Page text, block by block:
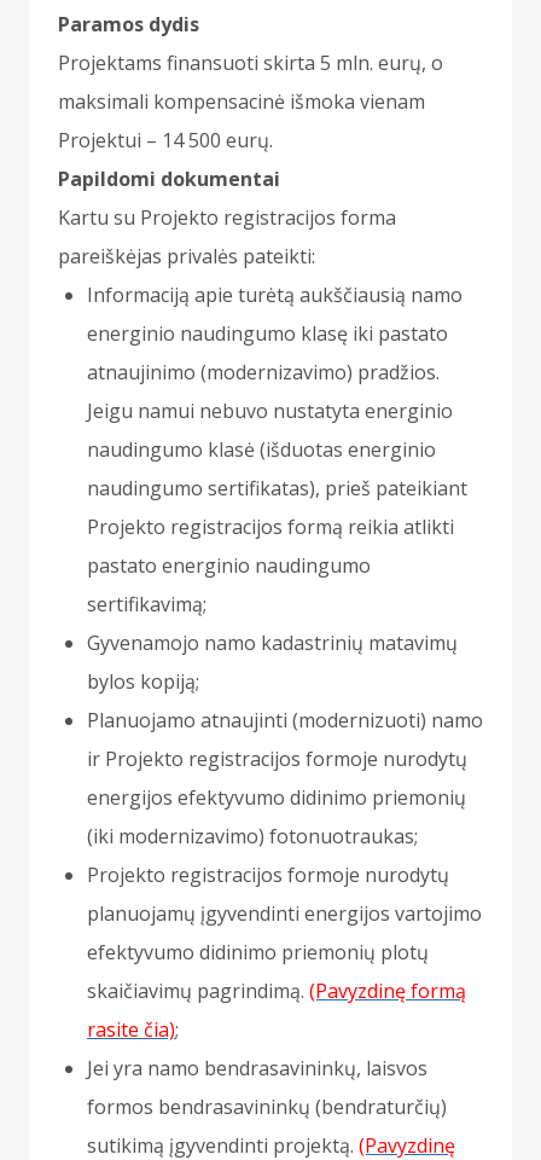
Paramos dydis
Projektams finansuoti skirta 5 mln. eurų, o
maksimali kompensacinė išmoka vienam
Projektui – 14 500 eurų.
Papildomi dokumentai
Kartu su Projekto registracijos forma
pareiškėjas privalės pateikti:
Informaciją apie turėtą aukščiausią namo
energinio naudingumo klasę iki pastato
atnaujinimo (modernizavimo) pradžios.
Jeigu namui nebuvo nustatyta energinio
naudingumo klasė (išduotas energinio
naudingumo sertifikatas), prieš pateikiant
Projekto registracijos formą reikia atlikti
pastato energinio naudingumo
sertifikavimą;
Gyvenamojo namo kadastrinių matavimų
bylos kopiją;
Planuojamo atnaujinti (modernizuoti) namo
ir Projekto registracijos formoje nurodytų
energijos efektyvumo didinimo priemonių
(iki modernizavimo) fotonuotraukas;
Projekto registracijos formoje nurodytų
planuojamų įgyvendinti energijos vartojimo
efektyvumo didinimo priemonių plotų
skaičiavimų pagrindimą. (Pavyzdinę formą
rasite čia);
Jei yra namo bendrasavininkų, laisvos
formos bendrasavininkų (bendraturčių)
sutikimą įgyvendinti projektą. (Pavyzdinę